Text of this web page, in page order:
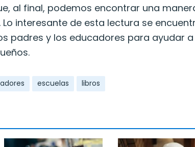
al final, podemos encontrar una
interesante de esta lectura se
padres y los educadores para ayudar a
escuelas libros